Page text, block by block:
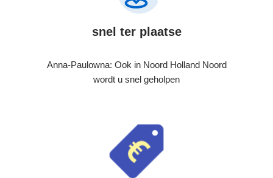
snel ter plaatse
Anna-Paulowna: Ook in Noord Holland Noord
wordt u snel geholpen